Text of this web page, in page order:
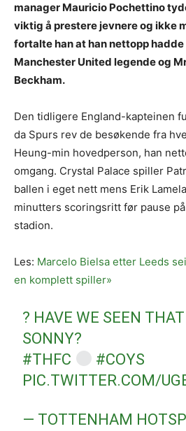
manager Mauricio Pochettino
viktig å prestere jevnere og ikke
fortalte han at han nettopp
Manchester United legende og
Beckham.
Den tidligere England-kapteinen
da Spurs rev de besøkende fra
Heung-min hovedperson, han
omgang. Crystal Palace spiller
ballen i eget nett mens Erik
minutters scoringsritt før pause
stadion.
Les: Marcelo Bielsa etter Leeds
en komplett spiller»
? HAVE WE SEEN
SONNY?
#THFC
#COYS
PIC.TWITTER.COM/
— TOTTENHAM